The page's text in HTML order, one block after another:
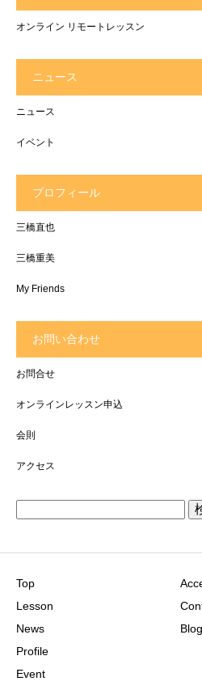
オンライン リモートレッスン
ニュース
ニュース
イベント
プロフィール
三橋直也
三橋重美
My Friends
お問い合わせ
お問合せ
オンラインレッスン申込
会則
アクセス
Top
Lesson
News
Profile
Event
Blog